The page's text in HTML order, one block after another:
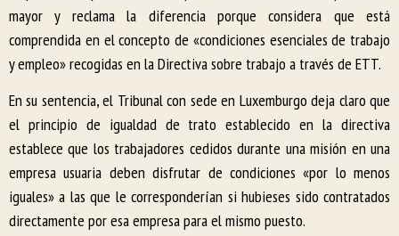
mayor y reclama la diferencia porque considera que está
comprendida en el concepto de «condiciones esenciales de trabajo
y empleo» recogidas en la Directiva sobre trabajo a través de ETT.
En su sentencia, el Tribunal con sede en Luxemburgo deja claro que
el principio de igualdad de trato establecido en la directiva
establece que los trabajadores cedidos durante una misión en una
empresa usuaria deben disfrutar de condiciones «por lo menos
iguales» a las que le corresponderían si hubieses sido contratados
directamente por esa empresa para el mismo puesto.